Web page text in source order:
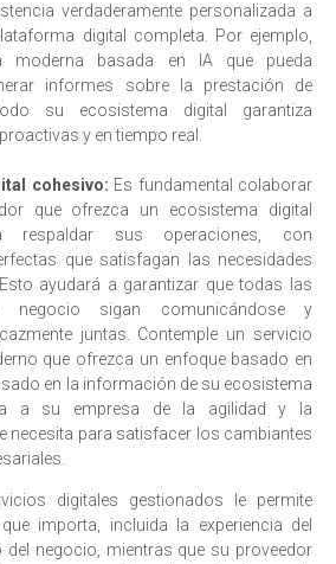
verdaderamente personalizada a
digital completa. Por ejemplo,
moderna basada en IA que pueda
informes sobre la prestación de
su ecosistema digital garantiza
y en tiempo real.
cohesivo: Es fundamental colaborar
que ofrezca un ecosistema digital
respaldar sus operaciones, con
que satisfagan las necesidades
ayudará a garantizar que todas las
sigan comunicándose y
juntas. Contemple un servicio
que ofrezca un enfoque basado en
en la información de su ecosistema
a su empresa de la agilidad y la
necesita para satisfacer los cambiantes
digitales gestionados le permite
importa, incluida la experiencia del
del negocio, mientras que su proveedor